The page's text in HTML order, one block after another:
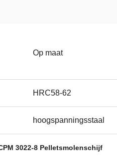
Op maat
HRC58-62
hoogspanningsstaal
3022-8 Pelletsmolenschijf